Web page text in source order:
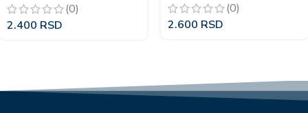
(0)
2.400 RSD
(0)
2.600 RSD